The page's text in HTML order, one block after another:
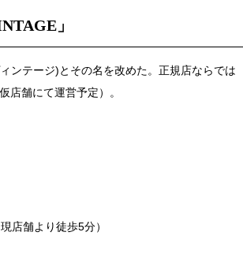
」
ンテージ)とその名を改めた。正規店ならでは
店舗にて運営予定）。
店舗より徒歩5分）